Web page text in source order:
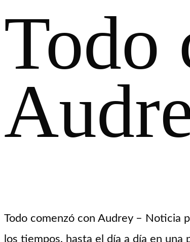
Todo
Todo comenzó con Audrey – Noticia
los tiempos, hasta el día a día en